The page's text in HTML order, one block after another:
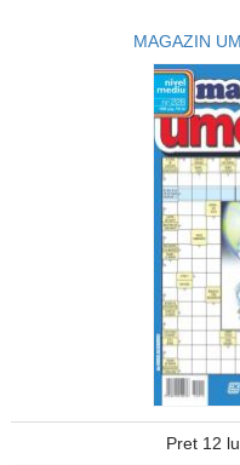
MAGAZIN
Pret 12